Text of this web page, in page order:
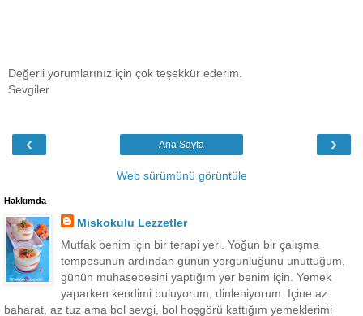
Değerli yorumlarınız için çok teşekkür ederim.
Sevgiler
‹ ›
Ana Sayfa
Web sürümünü görüntüle
Hakkımda
Miskokulu Lezzetler
Mutfak benim için bir terapi yeri. Yoğun bir çalışma
temposunun ardından günün yorgunluğunu unuttuğum,
günün muhasebesini yaptığım yer benim için. Yemek
yaparken kendimi buluyorum, dinleniyorum. İçine az
baharat, az tuz ama bol sevgi, bol hoşgörü kattığım yemeklerimi